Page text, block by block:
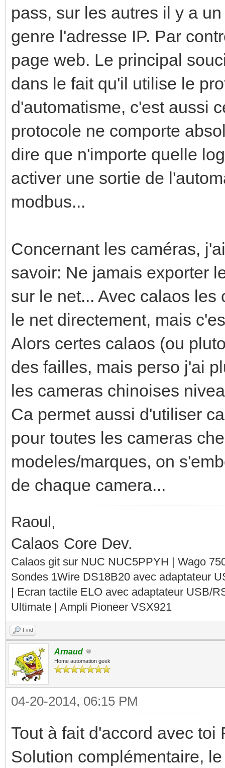
pass, sur les autres il y a
genre l'adresse IP. Par
page web. Le principal
dans le fait qu'il utilise le
d'automatisme, c'est aussi
protocole ne comporte
dire que n'importe quelle
activer une sortie de
modbus...
Concernant les caméras,
savoir: Ne jamais exporter
sur le net... Avec calaos
le net directement, mais
Alors certes calaos (ou
des failles, mais perso j'ai
les cameras chinoises
Ca permet aussi d'utiliser
pour toutes les cameras
modeles/marques, on
de chaque camera...
Raoul,
Calaos Core Dev.
Calaos git sur NUC NUC5PPYH | Wago
Sondes 1Wire DS18B20 avec adaptateur
| Ecran tactile ELO avec adaptateur USB/
Ultimate | Ampli Pioneer VSX921
Find
Arnaud
Home automation geek
04-20-2014, 06:15 PM
Tout à fait d'accord avec
Solution complémentaire,